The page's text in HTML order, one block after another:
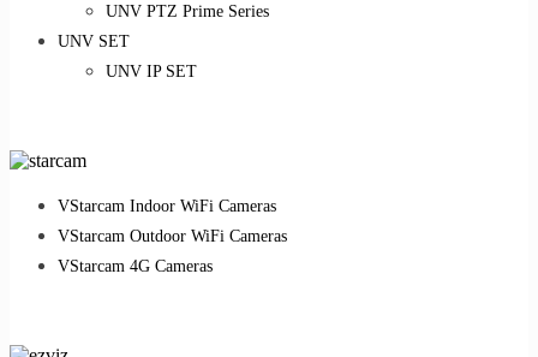
UNV PTZ Prime Series
UNV SET
UNV IP SET
VStarcam Indoor WiFi Cameras
VStarcam Outdoor WiFi Cameras
VStarcam 4G Cameras